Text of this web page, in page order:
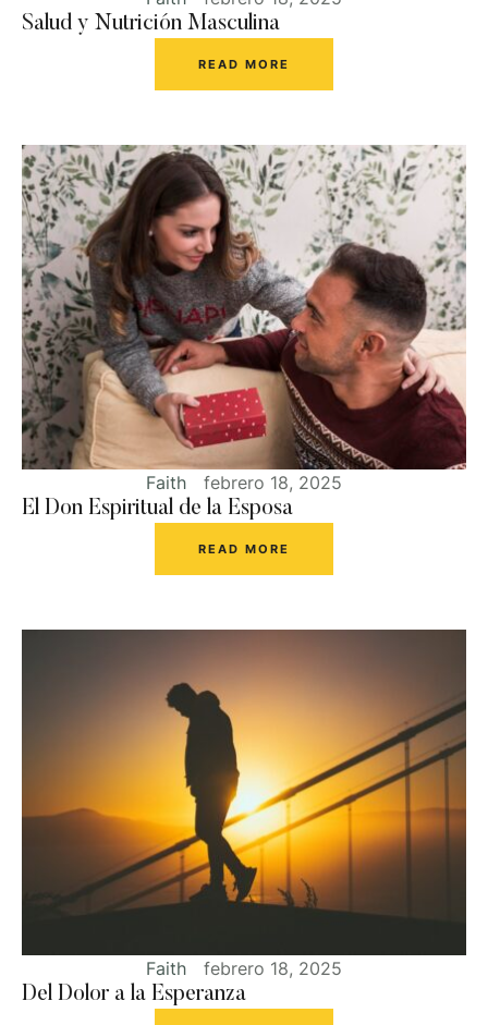
Salud y Nutrición Masculina
READ MORE
Faith
febrero 18, 2025
El Don Espiritual de la Esposa
READ MORE
Faith
febrero 18, 2025
Del Dolor a la Esperanza